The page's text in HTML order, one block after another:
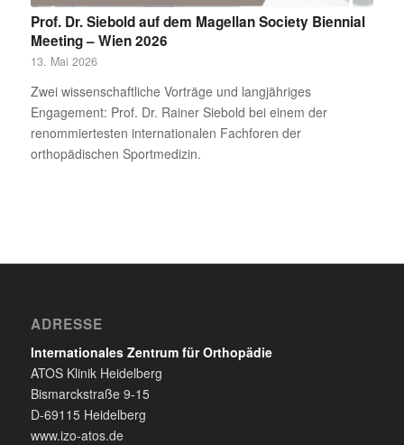
Prof. Dr. Siebold auf dem Magellan Society Biennial
Meeting – Wien 2026
13. Mai 2026
Zwei wissenschaftliche Vorträge und langjähriges
Engagement: Prof. Dr. Rainer Siebold bei einem der
renommiertesten internationalen Fachforen der
orthopädischen Sportmedizin.
ADRESSE
Internationales Zentrum für Orthopädie
ATOS Klinik Heidelberg
Bismarckstraße 9-15
D-69115 Heidelberg
www.izo-atos.de